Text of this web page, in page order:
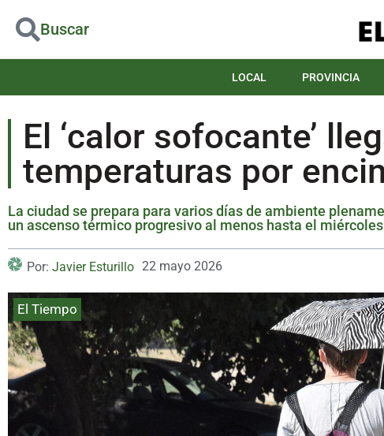
Buscar
LOCAL PROVINCIA
El ‘calor sofocante’
temperaturas por
La ciudad se prepara para varios días de ambiente
un ascenso térmico progresivo al menos hasta el miércoles
Por: Javier Esturillo 22 mayo 2026
El Tiempo